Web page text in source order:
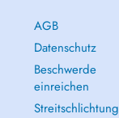
AGB
Datenschutz
Beschwerde
einreichen
Streitschlichtung